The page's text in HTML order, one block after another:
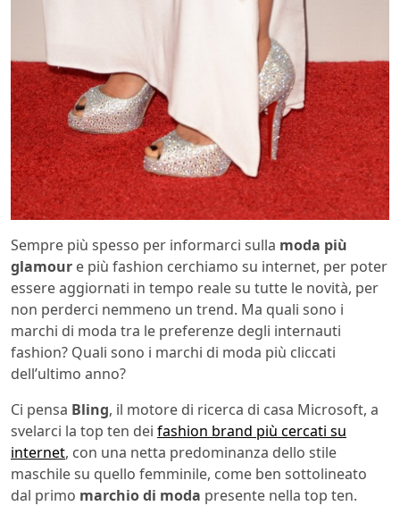
Sempre più spesso per informarci sulla moda più
glamour e più fashion cerchiamo su internet, per poter
essere aggiornati in tempo reale su tutte le novità, per
non perderci nemmeno un trend. Ma quali sono i
marchi di moda tra le preferenze degli internauti
fashion? Quali sono i marchi di moda più cliccati
dell’ultimo anno?
Ci pensa Bling, il motore di ricerca di casa Microsoft, a
svelarci la top ten dei fashion brand più cercati su
internet, con una netta predominanza dello stile
maschile su quello femminile, come ben sottolineato
dal primo marchio di moda presente nella top ten.